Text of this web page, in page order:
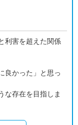
利害を超えた関係
良かった」と思っ
な存在を目指しま